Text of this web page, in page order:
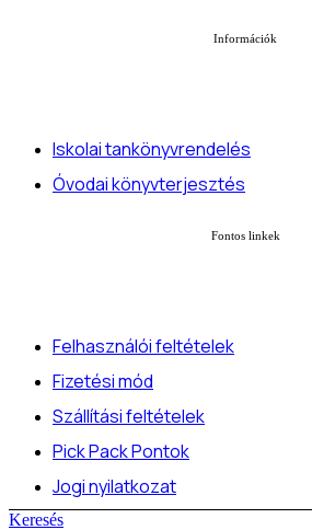
Keresés
Információk
Iskolai tankönyvrendelés
Óvodai könyvterjesztés
Fontos linkek
Felhasználói feltételek
Fizetési mód
Szállítási feltételek
Pick Pack Pontok
Jogi nyilatkozat
Adatvédelmi nyilatkozat